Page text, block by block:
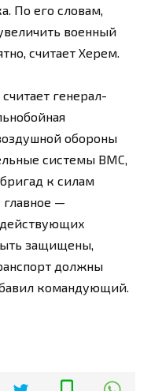
По его словам,
военный
считает Херем.
генерал-
обороны
системы ВМС,
к силам
главное —
защищены,
должны
командующий.